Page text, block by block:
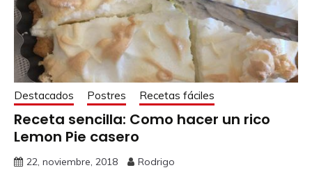
Destacados Postres Recetas fáciles
Receta sencilla: Como hacer un rico
Lemon Pie casero
22, noviembre, 2018 Rodrigo